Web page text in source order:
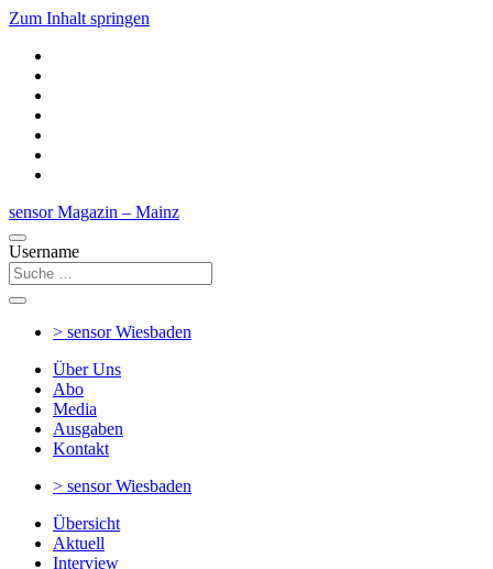
Zum Inhalt springen
sensor Magazin – Mainz
Username
> sensorWiesbaden
Über Uns
Abo
Media
Ausgaben
Kontakt
> sensorWiesbaden
Übersicht
Aktuell
Interview